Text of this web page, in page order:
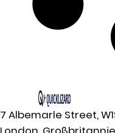
7 Albemarle Street,